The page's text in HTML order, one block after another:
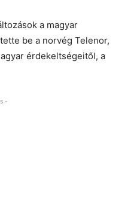
a magyar
be a norvég Telenor,
érdekeltségeitől, a
-